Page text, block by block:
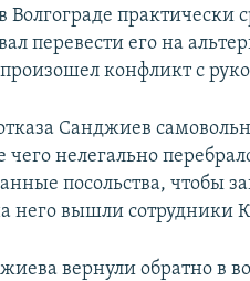
Волгограде практически
перевести его на
конфликт с
Санджиев
нелегально
посольства, чтобы
него вышли сотрудники
вернули обратно в